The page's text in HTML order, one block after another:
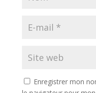
Enregistrer mon